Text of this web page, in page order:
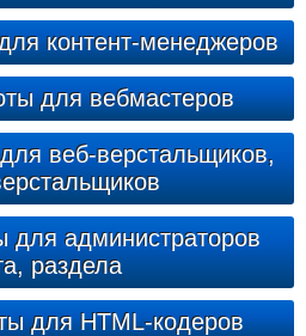
контент-менеджеров
для вебмастеров
веб-верстальщиков,
для администраторов
раздела
для HTML-кодеров